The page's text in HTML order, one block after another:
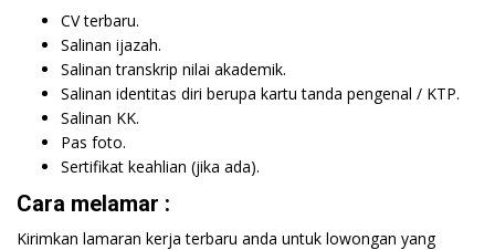
CV terbaru.
Salinan ijazah.
Salinan transkrip nilai akademik.
Salinan identitas diri berupa kartu tanda pengenal / KTP.
Salinan KK.
Pas foto.
Sertifikat keahlian (jika ada).
Cara melamar :
Kirimkan lamaran kerja terbaru anda untuk lowongan yang